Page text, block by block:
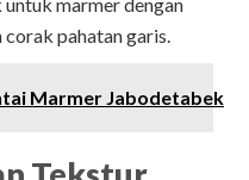
pahatan garis.
Marmer Jabodetabek